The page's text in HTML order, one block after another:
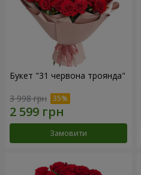
Букет "31 червона троянда"
3 998 грн
Замовити